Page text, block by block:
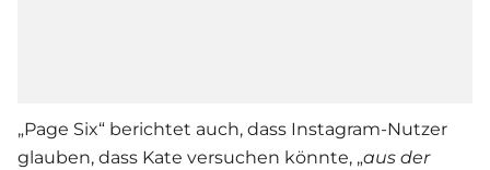
„Page Six“ berichtet auch, dass Instagram-Nutzer
glauben, dass Kate versuchen könnte, „aus der